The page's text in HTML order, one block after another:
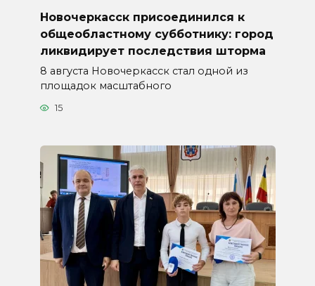
Новочеркасск присоединился к
общеобластному субботнику: город
ликвидирует последствия шторма
8 августа Новочеркасск стал одной из
площадок масштабного
15